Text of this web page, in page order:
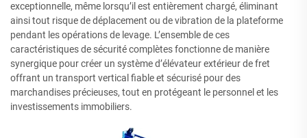
exceptionnelle, même lorsqu’il est entièrement chargé, éliminant
ainsi tout risque de déplacement ou de vibration de la plateforme
pendant les opérations de levage. L’ensemble de ces
caractéristiques de sécurité complètes fonctionne de manière
synergique pour créer un système d’élévateur extérieur de fret
offrant un transport vertical fiable et sécurisé pour des
marchandises précieuses, tout en protégeant le personnel et les
investissements immobiliers.